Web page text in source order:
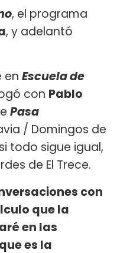
, el programa
, y adelantó
en Escuela de
con Pablo
Pasa
/ Domingos de
todo sigue igual,
de El Trece.
con
que la
en las
es la